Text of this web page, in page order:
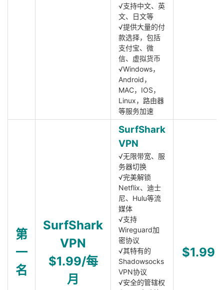
√支持中文、英
文、日文等
√提供大量的付
款选择，包括
支付宝、微
信、虚拟货币
√Windows，
Android，
MAC，IOS，
Linux，路由器
等服务加速
第
一
名
SurfShark
VPN
$1.99/每
月
SurfShark
VPN
√无限带宽、服
务器切换
√完美解锁
Netflix、迪士
尼、Hulu等流
媒体
√支持
Wireguard加
密协议
√其特有的
Shadowsocks
VPN协议
√安全的管辖权
$1.99